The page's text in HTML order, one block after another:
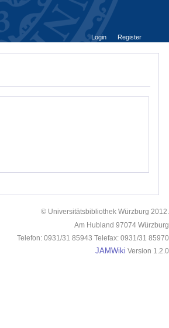
Login
Register
© Universitätsbibliothek Würzburg 2012.
Am Hubland 97074 Würzburg
Telefon: 0931/31 85943 Telefax: 0931/31 85970
JAMWiki Version 1.2.0